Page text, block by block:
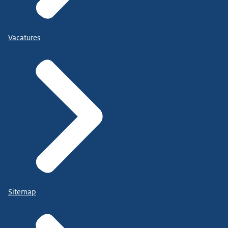
Vacatures
Sitemap